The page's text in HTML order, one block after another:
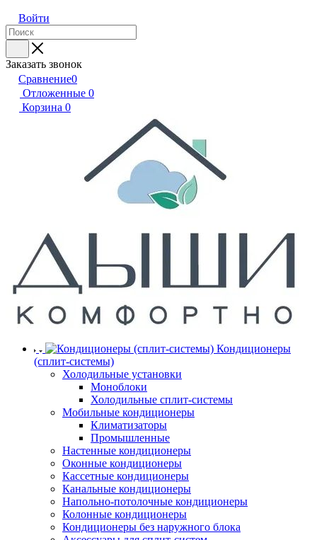
Войти
Заказать звонок
Сравнение0
Отложенные 0
Корзина 0
Кондиционеры
(сплит-системы)
Холодильные установки
Моноблоки
Холодильные сплит-системы
Мобильные кондиционеры
Климатизаторы
Промышленные
Настенные кондиционеры
Оконные кондиционеры
Кассетные кондиционеры
Канальные кондиционеры
Напольно-потолочные кондиционеры
Колонные кондиционеры
Кондиционеры без наружного блока